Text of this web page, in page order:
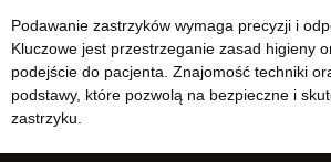
Podawanie zastrzyków wymaga precyzji i
Kluczowe jest przestrzeganie zasad higieny
podejście do pacjenta. Znajomość techniki
podstawy, które pozwolą na bezpieczne i
zastrzyku.